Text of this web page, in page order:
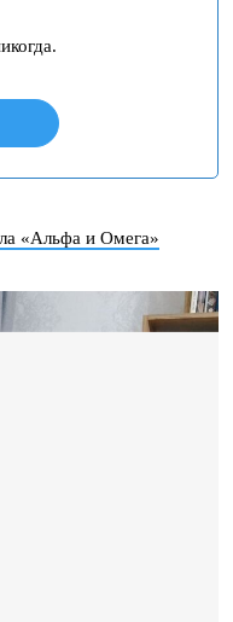
«Альфа и Омега»